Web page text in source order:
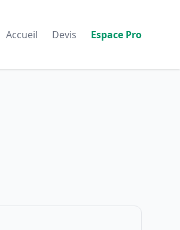
Accueil Devis Espace Pro